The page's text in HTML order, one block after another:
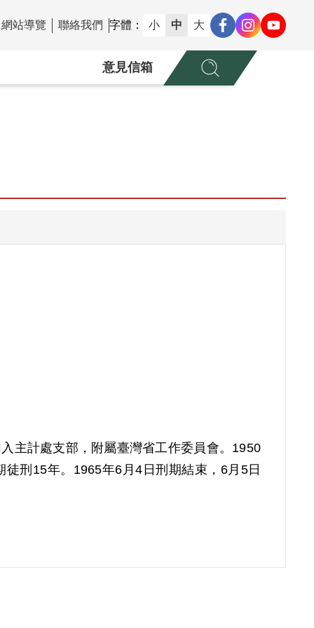
網站導覽 聯絡我們 字體： 小 中 大
意見信箱
主計處支部，附屬臺灣省工作委員會。1950
刑15年。1965年6月4日刑期結束，6月5日
償理由為原判決認定其參加叛亂組織，係以